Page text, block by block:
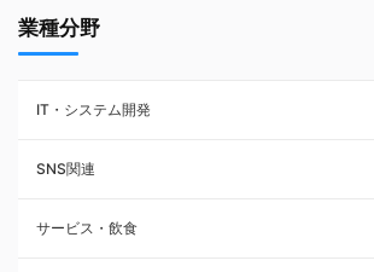
業種分野
IT・システム開発
SNS関連
サービス・飲食